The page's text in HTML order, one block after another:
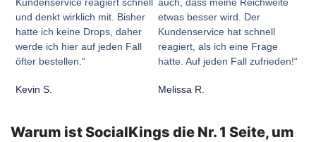
und denkt wirklich mit. Bisher
hatte ich keine Drops, daher
werde ich hier auf jeden Fall
öfter bestellen.“
Kevin S.
etwas besser wird. Der
Kundenservice hat schnell
reagiert, als ich eine Frage
hatte. Auf jeden Fall zufrieden!“
Melissa R.
Warum ist SocialKings die Nr. 1 Seite, um